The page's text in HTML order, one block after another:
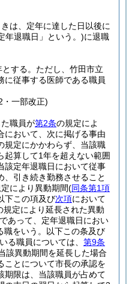
は、定年に達した日以後に
年退職日」という。)に退職
する。 ただし、竹田市立
に従事する医師である職員
一部改正)
職員が第2条の規定によ
において、次に掲げる事由
規定にかかわらず、当該職
起算して1年を超えない範囲
該定年退職日において従事
、引き続き勤務させること
により異動期間(同条第1項
下この項及び次項において
規定により延長された異動
あって、定年退職日におい
職をいう。以下この条及び
る職員については、 第9条
該異動期間を延長した場合
ことについて市長の承認を
期限は、当該職員が占めて